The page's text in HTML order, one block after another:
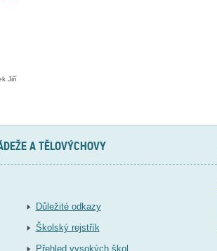
Jiří
A TĚLOVÝCHOVY
Důležité odkazy
Školský rejstřík
Přehled vysokých škol